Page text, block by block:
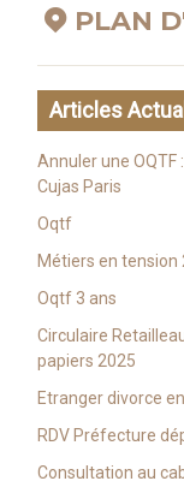
PLAN
Articles
Annuler une
Cujas Paris
Oqtf
Métiers en
Oqtf 3 ans
Circulaire
papiers 2025
Etranger divorce
RDV Préfecture
Consultation au